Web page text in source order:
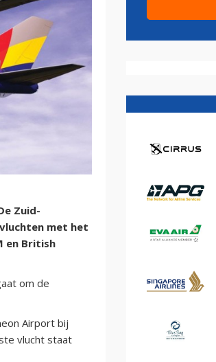
Zuid-
met het
en British
om de
Airport bij
vlucht staat